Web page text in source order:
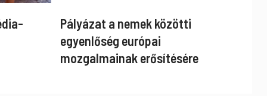
Pályázat a nemek közötti
egyenlőség európai
mozgalmainak erősítésére